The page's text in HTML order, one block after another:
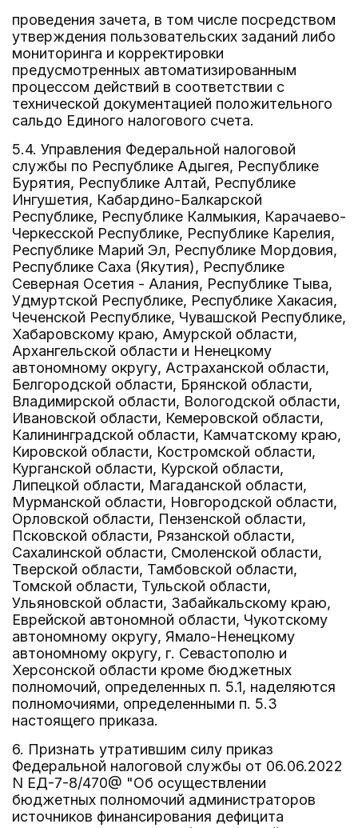
проведения зачета, в том числе посредством
утверждения пользовательских заданий либо
мониторинга и корректировки
предусмотренных автоматизированным
процессом действий в соответствии с
технической документацией положительного
сальдо Единого налогового счета.
5.4. Управления Федеральной налоговой
службы по Республике Адыгея, Республике
Бурятия, Республике Алтай, Республике
Ингушетия, Кабардино-Балкарской
Республике, Республике Калмыкия, Карачаево-
Черкесской Республике, Республике Карелия,
Республике Марий Эл, Республике Мордовия,
Республике Саха (Якутия), Республике
Северная Осетия - Алания, Республике Тыва,
Удмуртской Республике, Республике Хакасия,
Чеченской Республике, Чувашской Республике,
Хабаровскому краю, Амурской области,
Архангельской области и Ненецкому
автономному округу, Астраханской области,
Белгородской области, Брянской области,
Владимирской области, Вологодской области,
Ивановской области, Кемеровской области,
Калининградской области, Камчатскому краю,
Кировской области, Костромской области,
Курганской области, Курской области,
Липецкой области, Магаданской области,
Мурманской области, Новгородской области,
Орловской области, Пензенской области,
Псковской области, Рязанской области,
Сахалинской области, Смоленской области,
Тверской области, Тамбовской области,
Томской области, Тульской области,
Ульяновской области, Забайкальскому краю,
Еврейской автономной области, Чукотскому
автономному округу, Ямало-Ненецкому
автономному округу, г. Севастополю и
Херсонской области кроме бюджетных
полномочий, определенных п. 5.1, наделяются
полномочиями, определенными п. 5.3
настоящего приказа.
6. Признать утратившим силу приказ
Федеральной налоговой службы от 06.06.2022
N ЕД-7-8/470@ "Об осуществлении
бюджетных полномочий администраторов
источников финансирования дефицита